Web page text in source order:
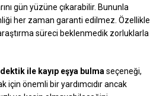
gün yüzüne çıkarabilir. Bununla
her zaman garanti edilmez. Özellikle
süreci beklenmedik zorluklarla
ile kayıp eşya bulmaseçeneği,
için önemli bir yardımcıdır ancak